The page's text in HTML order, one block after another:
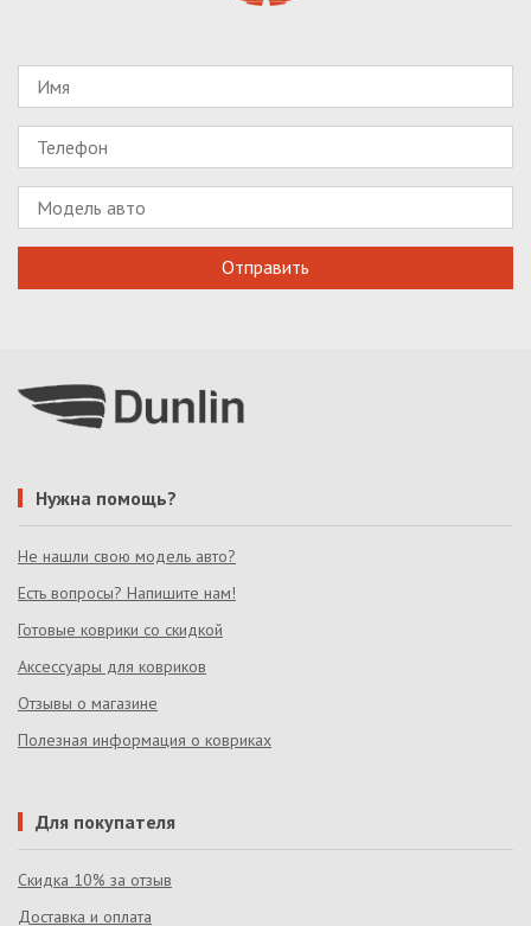
Нужна помощь?
Не нашли свою модель авто?
Есть вопросы? Напишите нам!
Готовые коврики со скидкой
Аксессуары для ковриков
Отзывы о магазине
Полезная информация о ковриках
Для покупателя
Скидка 10% за отзыв
Доставка и оплата